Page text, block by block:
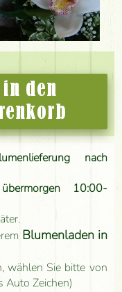
den
nach
übermorgen 10:00-
Blumenladen in
wählen Sie bitte von
Auto Zeichen)